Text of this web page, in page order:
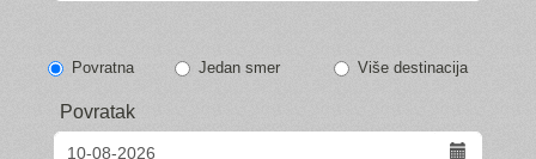
Povratna Jedan smer Više destinacija
Povratak